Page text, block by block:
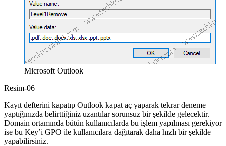
Microsoft Outlook
Resim-06
Kayıt defterini kapatıp Outlook kapat aç yaparak tekrar deneme
yaptığınızda belirttiğiniz uzantılar sorunsuz bir şekilde gelecektir.
Domain ortamında bütün kullanıcılarda bu işlem yapılması gerekiyor
ise bu Key’i GPO ile kullanıcılara dağıtarak daha hızlı bir şekilde
yapabilirsiniz.